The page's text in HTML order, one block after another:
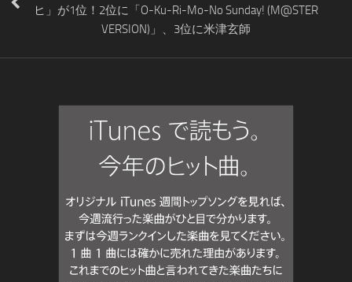
ヒ」が1位！2位に「O-Ku-Ri-Mo-No Sunday! (M@STER
VERSION)」、3位に米津玄師